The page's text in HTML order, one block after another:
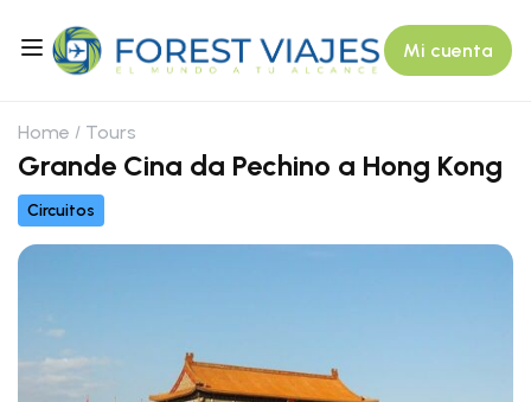
Mi cuenta
Home Tours
Grande Cina da Pechino a Hong Kong
Circuitos